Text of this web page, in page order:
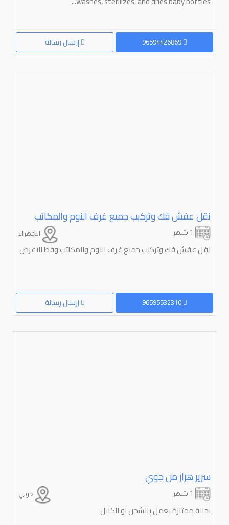
إرسال رسالة 96594426869
نقل عفش فك وتركيب جميع غرف النوم والمكاتب
الجهراء
نقل عفش فك وتركيب جميع غرف النوم والمكاتب وقط الاغرض
إرسال رسالة 96595532310
سرير هزاز من جوي
حولي
بحالة ممتازة يعمل بالشحن او الكابل